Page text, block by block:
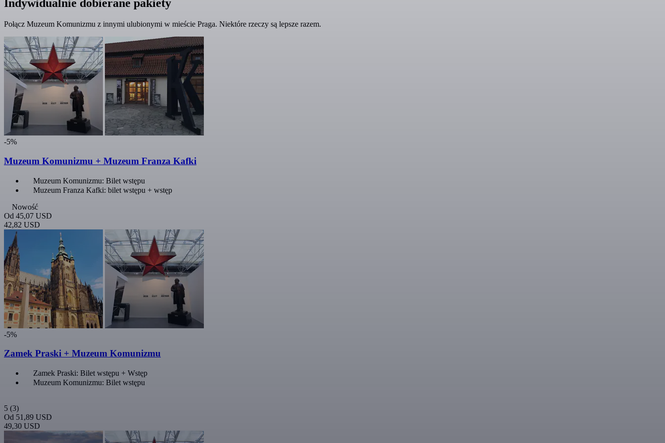
Indywidualnie dobierane pakiety
Połącz Muzeum Komunizmu z innymi ulubionymi w mieście Praga. Niektóre rzeczy są lepsze razem.
-5%
Muzeum Komunizmu + Muzeum Franza Kafki
Muzeum Komunizmu: Bilet wstępu
Muzeum Franza Kafki: bilet wstępu + wstęp
Nowość
Od 45,07 USD
42,82 USD
-5%
Zamek Praski + Muzeum Komunizmu
Zamek Praski: Bilet wstępu + Wstęp
Muzeum Komunizmu: Bilet wstępu
5 (3)
Od 51,89 USD
49,30 USD